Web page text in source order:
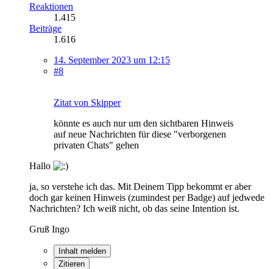
Reaktionen
1.415
Beiträge
1.616
14. September 2023 um 12:15
#8
Zitat von Skipper
könnte es auch nur um den sichtbaren Hinweis
auf neue Nachrichten für diese "verborgenen
privaten Chats" gehen
Hallo
ja, so verstehe ich das. Mit Deinem Tipp bekommt er aber
doch gar keinen Hinweis (zumindest per Badge) auf jedwede
Nachrichten? Ich weiß nicht, ob das seine Intention ist.
Gruß Ingo
Inhalt melden
Zitieren